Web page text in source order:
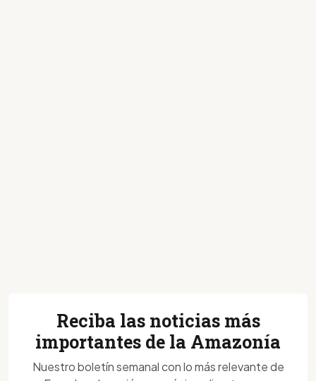
Reciba las noticias más
importantes de la Amazonía
Nuestro boletín semanal con lo más relevante de